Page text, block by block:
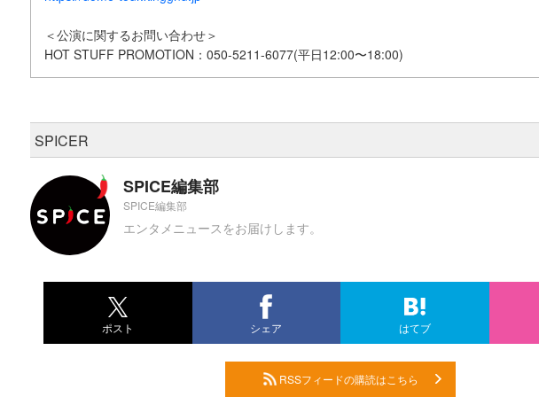
＜公演に関するお問い合わせ＞
HOT STUFF PROMOTION：050-5211-6077(平日12:00〜18:00)
SPICER
SPICE編集部
SPICE編集部
エンタメニュースをお届けします。
ポスト シェア はてブ
RSSフィードの購読はこちら